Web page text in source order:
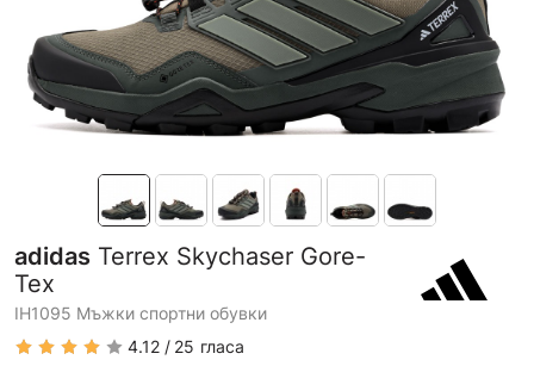
adidas Terrex Skychaser Gore-
Tex
IH1095 Мъжки спортни обувки
4.12
25 гласа